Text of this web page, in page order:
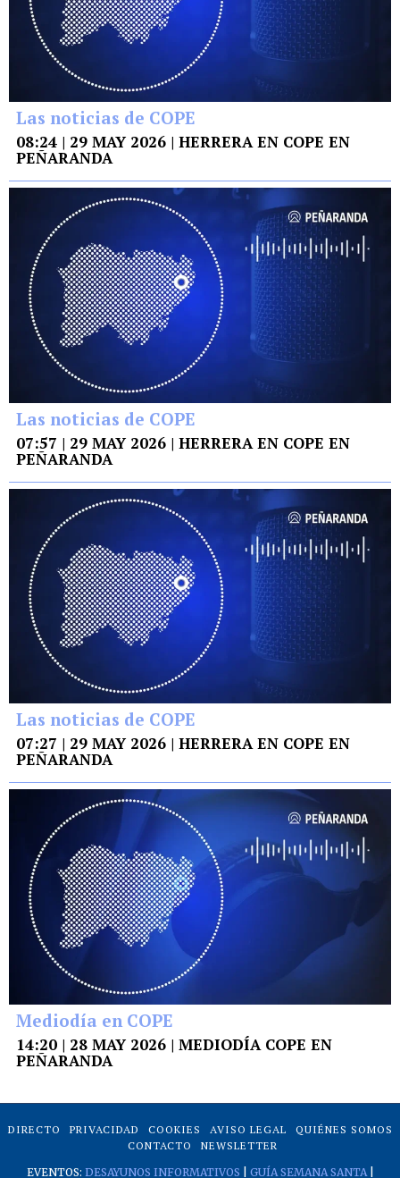
Las noticias de COPE
08:24 | 29 MAY 2026 | HERRERA EN COPE EN
PEÑARANDA
Las noticias de COPE
07:57 | 29 MAY 2026 | HERRERA EN COPE EN
PEÑARANDA
Las noticias de COPE
07:27 | 29 MAY 2026 | HERRERA EN COPE EN
PEÑARANDA
Mediodía en COPE
14:20 | 28 MAY 2026 | MEDIODÍA COPE EN
PEÑARANDA
DIRECTO PRIVACIDAD COOKIES AVISO LEGAL
QUIÉNES SOMOS
CONTACTO
NEWSLETTER
EVENTOS: DESAYUNOS INFORMATIVOS GUÍA SEMANA SANTA|